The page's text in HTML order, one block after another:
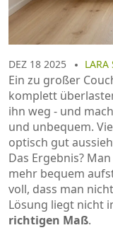
DEZ 18 2025 LARA
Ein zu großer
komplett
ihn weg - und
und unbequem.
optisch gut
Das Ergebnis?
mehr bequem
voll, dass man
Lösung liegt nicht
richtigen Maß.